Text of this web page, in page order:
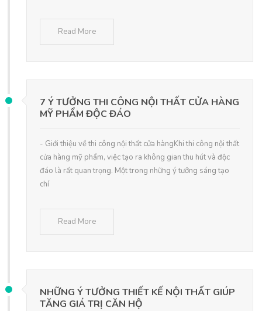
Read More
7 Ý TƯỞNG THI CÔNG NỘI THẤT CỬA HÀNG
MỸ PHẨM ĐỘC ĐÁO
- Giới thiệu về thi công nội thất cửa hàngKhi thi công nội thất
cửa hàng mỹ phẩm, việc tạo ra không gian thu hút và độc
đáo là rất quan trọng. Một trong những ý tưởng sáng tạo
chí
Read More
NHỮNG Ý TƯỞNG THIẾT KẾ NỘI THẤT GIÚP
TĂNG GIÁ TRỊ CĂN HỘ